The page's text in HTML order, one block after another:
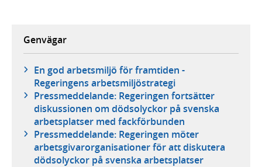
Genvägar
En god arbetsmiljö för framtiden -
Regeringens arbetsmiljöstrategi
Pressmeddelande: Regeringen fortsätter
diskussionen om dödsolyckor på svenska
arbetsplatser med fackförbunden
Pressmeddelande: Regeringen möter
arbetsgivarorganisationer för att diskutera
dödsolyckor på svenska arbetsplatser